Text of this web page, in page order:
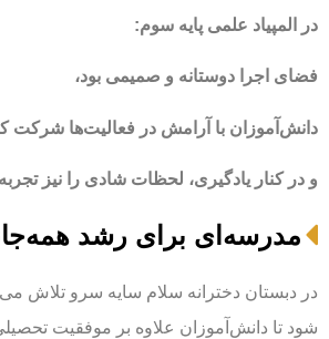
در المپیاد علمی پایه سوم:
فضای اجرا دوستانه و صمیمی بود،
دانش‌آموزان با آرامش در فعالیت‌ها شرکت
و در کنار یادگیری، لحظات شادی را نیز
مدرسه‌ای برای رشد
در دبستان دخترانه سلام سایه سرو تلاش
شود تا دانش‌آموزان علاوه بر موفقیت